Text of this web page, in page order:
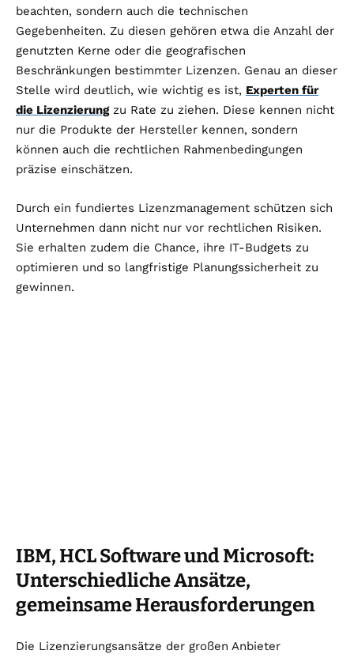
beachten, sondern auch die technischen
Gegebenheiten. Zu diesen gehören etwa die Anzahl der
genutzten Kerne oder die geografischen
Beschränkungen bestimmter Lizenzen. Genau an dieser
Stelle wird deutlich, wie wichtig es ist, Experten für
die Lizenzierungzu Rate zu ziehen. Diese kennen nicht
nur die Produkte der Hersteller kennen, sondern
können auch die rechtlichen Rahmenbedingungen
präzise einschätzen.
Durch ein fundiertes Lizenzmanagement schützen sich
Unternehmen dann nicht nur vor rechtlichen Risiken.
Sie erhalten zudem die Chance, ihre IT-Budgets zu
optimieren und so langfristige Planungssicherheit zu
gewinnen.
IBM, HCL Software und Microsoft:
Unterschiedliche Ansätze,
gemeinsame Herausforderungen
Die Lizenzierungsansätze der großen Anbieter